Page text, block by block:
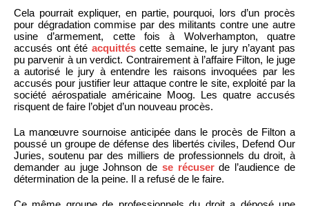
Cela pourrait expliquer, en partie, pourquoi, lors d’un procès
pour dégradation commise par des militants contre une autre
usine d’armement, cette fois à Wolverhampton, quatre
accusés ont été acquittéscette semaine, le jury n’ayant pas
pu parvenir à un verdict. Contrairement à l’affaire Filton, le juge
a autorisé le jury à entendre les raisons invoquées par les
accusés pour justifier leur attaque contre le site, exploité par la
société aérospatiale américaine Moog. Les quatre accusés
risquent de faire l’objet d’un nouveau procès.
La manœuvre sournoise anticipée dans le procès de Filton a
poussé un groupe de défense des libertés civiles, Defend Our
Juries, soutenu par des milliers de professionnels du droit, à
demander au juge Johnson de se récuserde l’audience de
détermination de la peine. Il a refusé de le faire.